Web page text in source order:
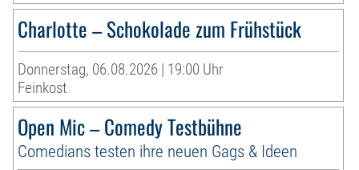
Charlotte – Schokolade zum Frühstück
Donnerstag, 06.08.2026 | 19:00 Uhr
Feinkost
Open Mic – Comedy Testbühne
Comedians testen ihre neuen Gags & Ideen